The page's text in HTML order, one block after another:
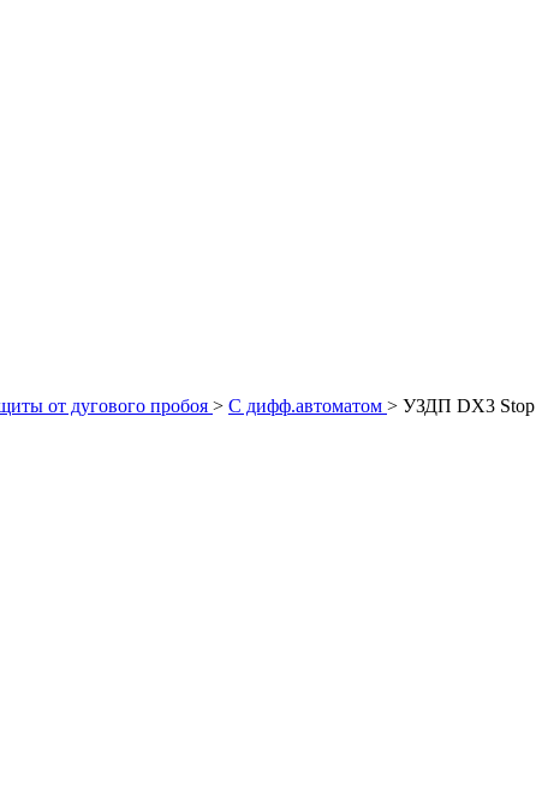
от дугового пробоя > С дифф.автоматом > УЗДП DX3 Stop